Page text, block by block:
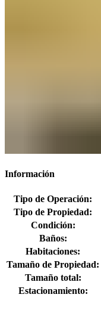
Información
Tipo de Operación:
Tipo de Propiedad:
Condición:
Baños:
Habitaciones:
Tamaño de Propiedad:
Tamaño total:
Estacionamiento: